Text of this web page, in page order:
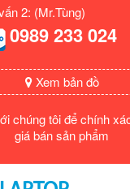
2: (Mr.Tùng)
0989 233 024
Xem bản đồ
chúng tôi để chính
giá bán sản phẩm